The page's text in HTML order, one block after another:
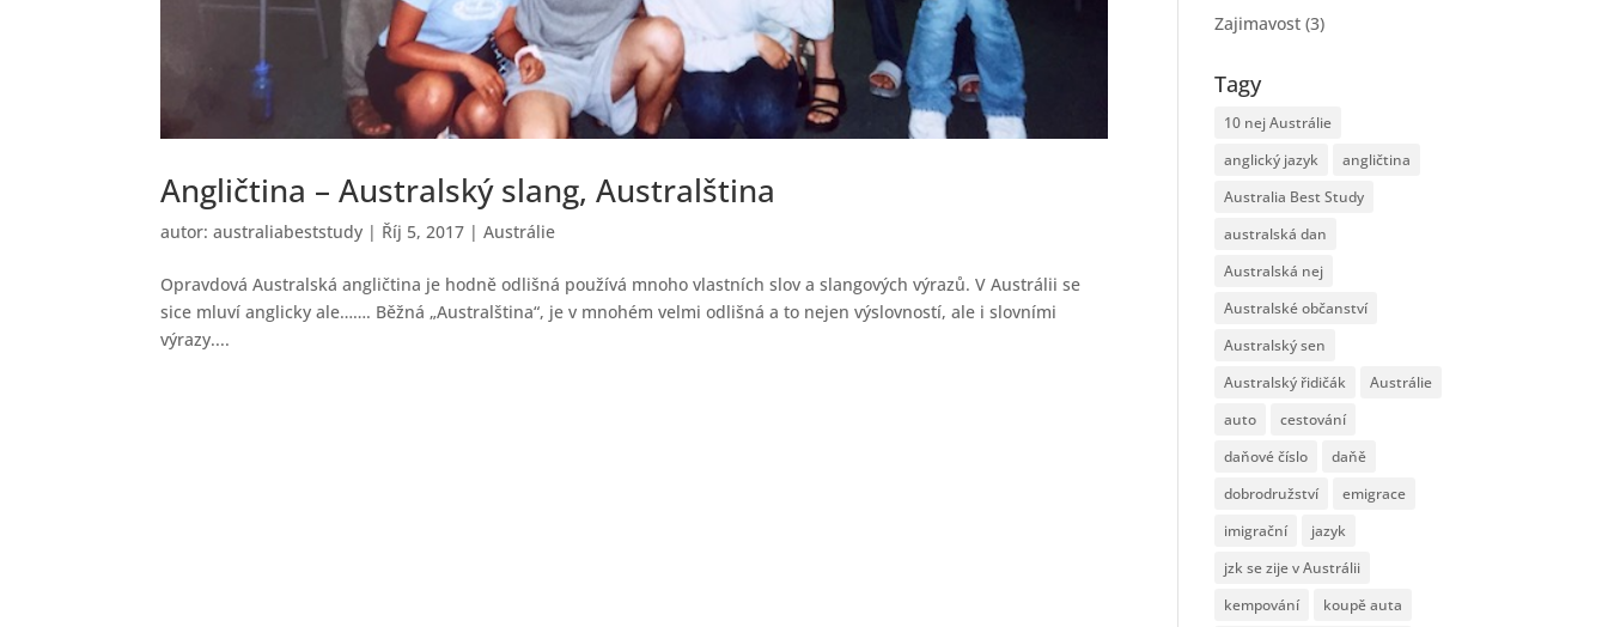
Angličtina – Australský slang, Australština
autor:australiabeststudy | Říj 5, 2017 |Austrálie
Opravdová Australská angličtina je hodně odlišná používá mnoho vlastních slov a slangových výrazů. V Austrálii se
sice mluví anglicky ale……. Běžná „Australština“, je v mnohém velmi odlišná a to nejen výslovností, ale i slovními
výrazy....
Zajimavost (3)
Tagy
10 nej Austrálie
anglický jazyk
angličtina
Australia Best Study
australská dan
Australská nej
Australské občanství
Australský sen
Australský řidičák
Austrálie
auto
cestování
daňové číslo
daňě
dobrodružství
emigrace
imigrační
jazyk
jzk se zije v Austrálii
kempování
koupě auta